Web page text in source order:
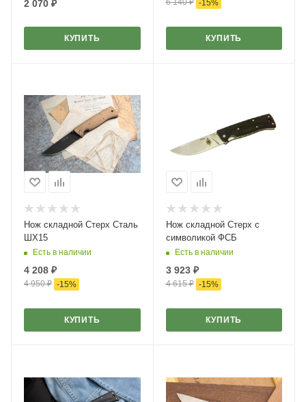
2 070 ₽
КУПИТЬ
6 140₽ -15%
КУПИТЬ
Нож складной Стерх Сталь
ШХ15
Есть в наличии
4 208 ₽
4 950₽ -15%
КУПИТЬ
Нож складной Стерх с
символикой ФСБ
Есть в наличии
3 923₽
4 615₽ -15%
КУПИТЬ